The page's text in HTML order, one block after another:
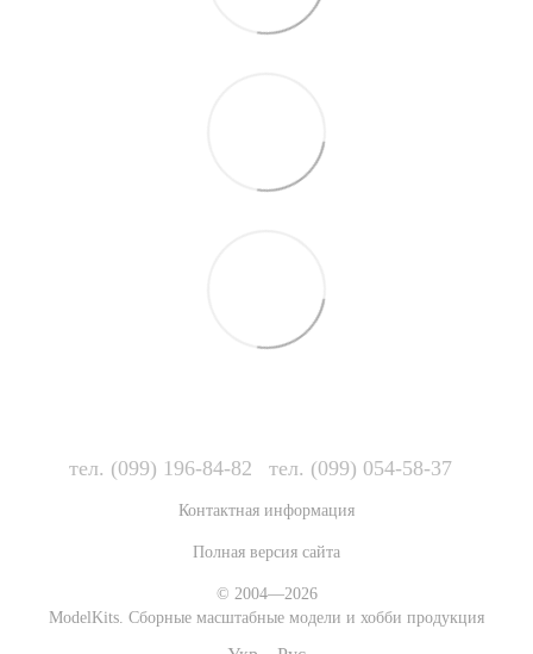
тел. (099) 196-84-82 тел. (099) 054-58-37
Контактная информация
Полная версия сайта
© 2004—2026
ModelKits. Сборные масштабные модели и хобби продукция